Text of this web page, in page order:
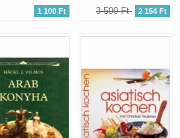
1 100 Ft 3 590 Ft 2 154 Ft